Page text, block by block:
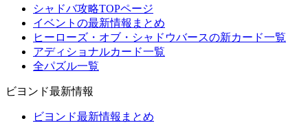
シャドバ攻略TOPページ
イベントの最新情報まとめ
ヒーローズ・オブ・シャドウバースの新カード一覧
アディショナルカード一覧
全パズル一覧
ビヨンド最新情報
ビヨンド最新情報まとめ